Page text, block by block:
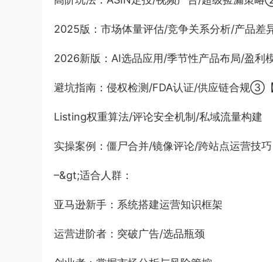
2025版：市场体量评估/竞争关系分析/产品差
2026新版：AI选品应用/季节性产品布局/盈利
避坑指南：侵权检测/FDA认证/供应链合规③【
Listing权重算法/评论安全机制/私域流量构建
实操案例：僵尸合并/镜像评论/跨站点运营技巧
–&gt;适合人群：
亚马逊新手：系统搭建运营知识框架
运营进阶者：突破广告/选品瓶颈